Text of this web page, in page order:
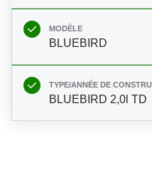
MODÈLE
BLUEBIRD
TYPE/ANNÉE DE
BLUEBIRD 2,0l TD